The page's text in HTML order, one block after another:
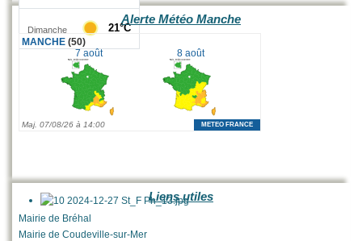
Alerte Météo Manche
Liens utiles
Mairie de Bréhal
Mairie de Coudeville-sur-Mer